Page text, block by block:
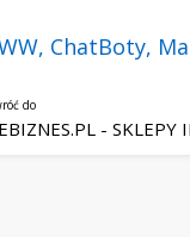
i sztucznej